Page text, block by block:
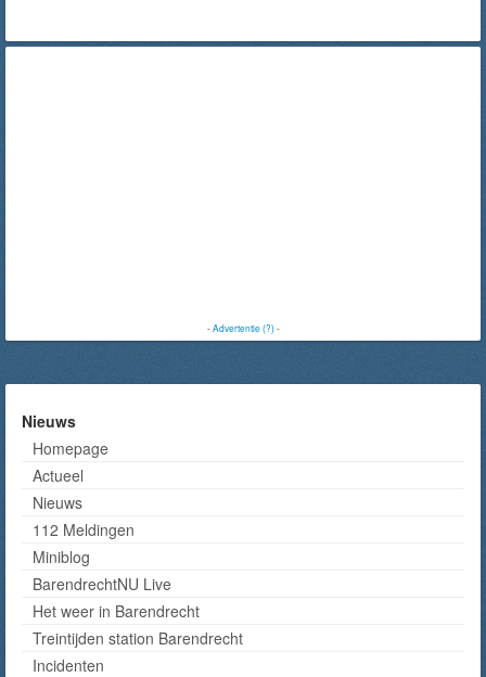
-Advertentie (?)-
Nieuws
Homepage
Actueel
Nieuws
112 Meldingen
Miniblog
BarendrechtNU Live
Het weer in Barendrecht
Treintijden station Barendrecht
Incidenten